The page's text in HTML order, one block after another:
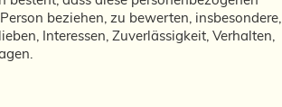
beziehen, zu bewerten, insbesondere,
Interessen, Zuverlässigkeit, Verhalten,